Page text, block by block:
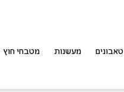
טאבונים מעשנות מטבחי חוץ